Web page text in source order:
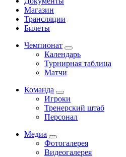
Магазин
Трансляции
Билеты
Чемпионат
Календарь
Турнирная таблица
Матчи
Команда
Игроки
Тренерский штаб
Персонал
Медиа
Фотогалерея
Видеогалерея